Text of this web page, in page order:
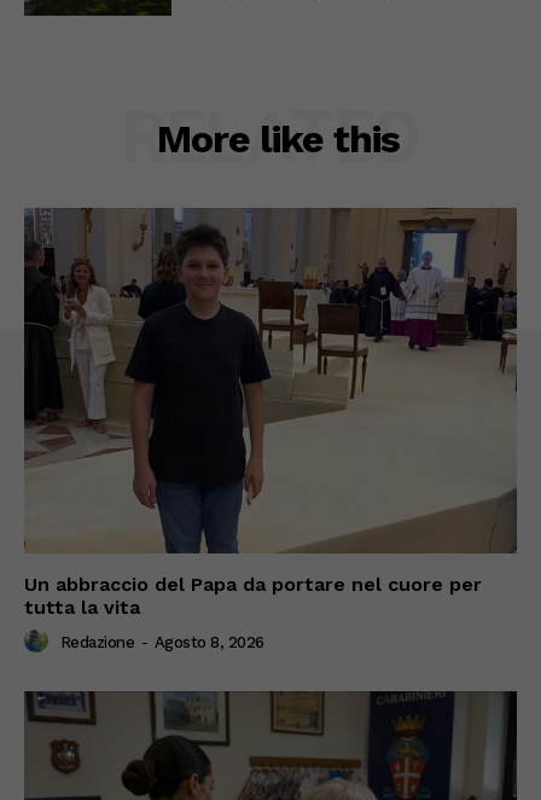
More like this
RELATED
Un abbraccio del Papa da portare nel cuore per
tutta la vita
Redazione - Agosto 8, 2026